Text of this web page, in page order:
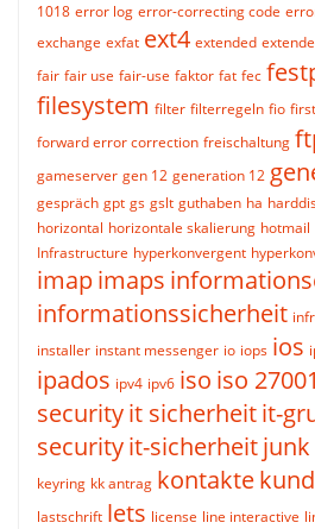
1018 error log error-correcting code
exchange exfat ext4 extended
fair fair use fair-use faktor fat fec
filesystem filter filterregeln fio
forward error correction freischaltung
gameserver gen 12 generation 12
gespräch gpt gs gslt guthaben ha
horizontal horizontale skalierung hotmail
Infrastructure hyperkonvergent
imapimaps
informationssicherheit
installer instant messenger io iops ios
ipados ipv4 ipv6 iso iso 27001
securityit sicherheitit-
securityit-sicherheitjunk
keyring kk antrag kontakte
lastschrift lets license line interactive